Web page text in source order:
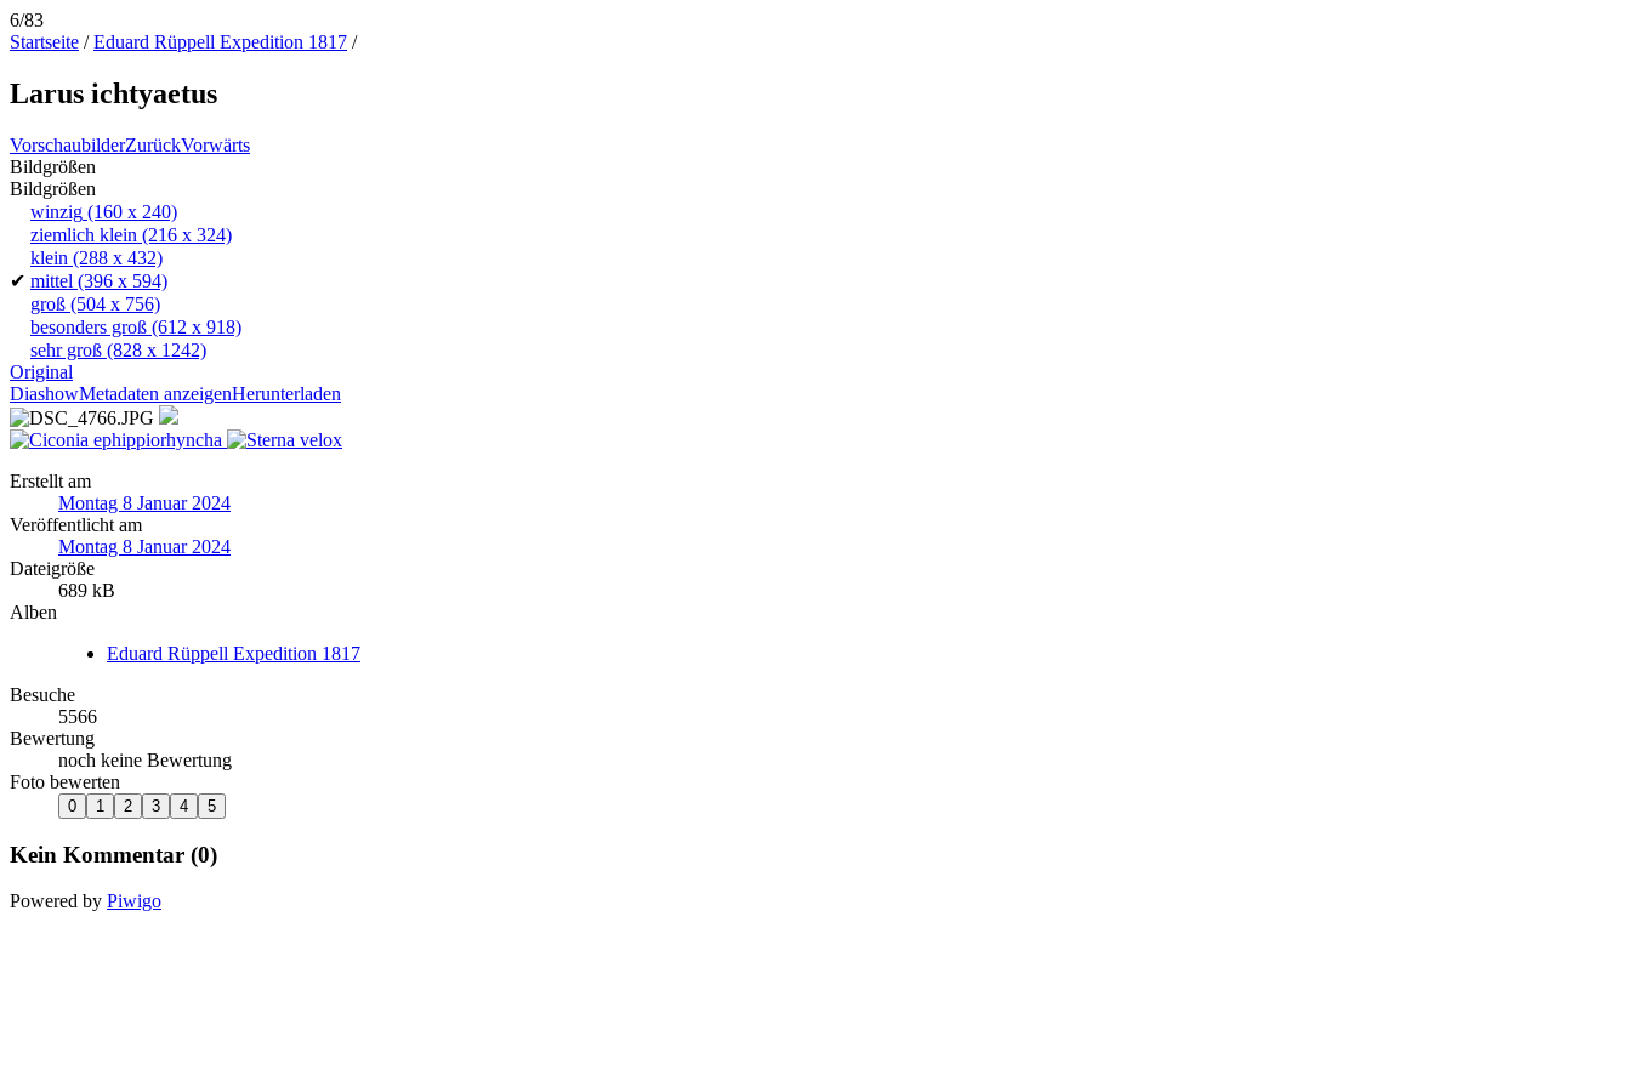
6/83
Startseite /Eduard Rüppell Expedition 1817 /
Larus ichtyaetus
VorschaubilderZurückVorwärts
Bildgrößen
Bildgrößen
winzig (160 x 240)
ziemlich klein (216 x 324)
klein (288 x 432)
✔ mittel (396 x 594)
groß (504 x 756)
besonders groß (612 x 918)
sehr groß (828 x 1242)
Original
DiashowMetadaten anzeigenHerunterladen
Erstellt am
Montag 8 Januar 2024
Veröffentlicht am
Montag 8 Januar 2024
Dateigröße
689 kB
Alben
Eduard Rüppell Expedition 1817
Besuche
5566
Bewertung
noch keine Bewertung
Foto bewerten
Kein Kommentar (0)
Powered by Piwigo